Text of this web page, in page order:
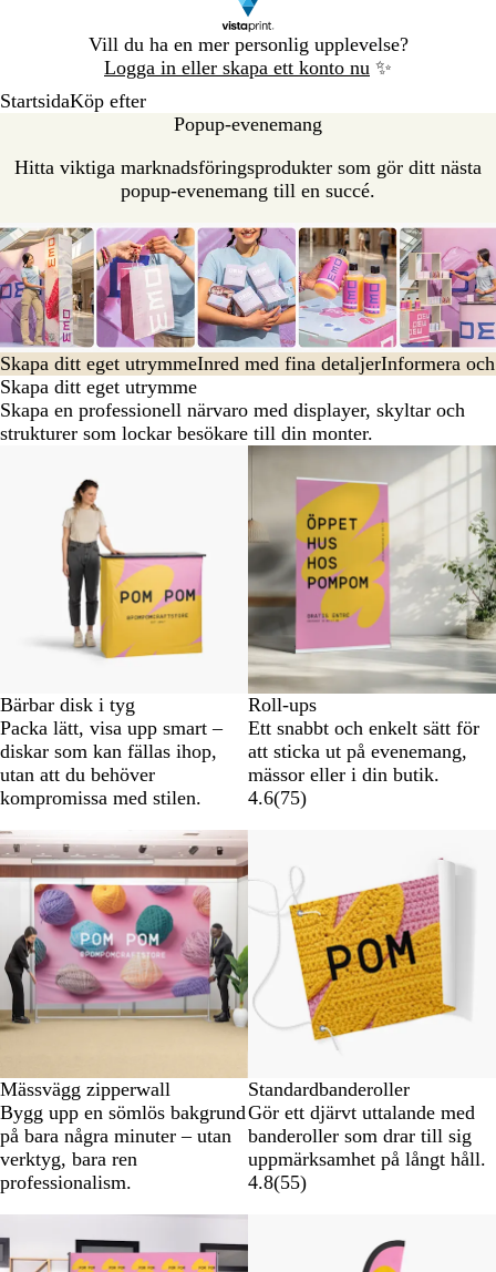
Vill du ha en mer personlig upplevelse?
Logga in eller skapa ett konto nu ✨
1
StartsidaKöp efter
Popup-evenemang
Hitta viktiga marknadsföringsprodukter som gör ditt nästa
popup-evenemang till en succé.
Skapa ditt eget utrymmeInred med fina detaljerInformera
Skapa ditt eget utrymme
Skapa en professionell närvaro med displayer, skyltar och
strukturer som lockar besökare till din monter.
Bärbar disk i tyg
Packa lätt, visa upp smart –
diskar som kan fällas ihop,
utan att du behöver
kompromissa med stilen.
Roll-ups
Ett snabbt och enkelt sätt för
att sticka ut på evenemang,
mässor eller i din butik.
4.6(75)
Mässvägg zipperwall
Bygg upp en sömlös bakgrund
på bara några minuter – utan
verktyg, bara ren
professionalism.
Standardbanderoller
Gör ett djärvt uttalande med
banderoller som drar till sig
uppmärksamhet på långt håll.
4.8(55)